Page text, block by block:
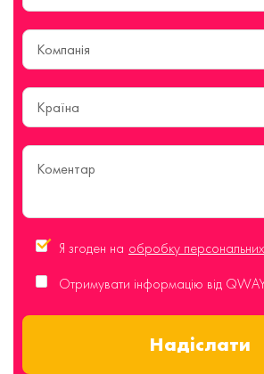
Країна
Я згоден на обробку
Отримувати інформацію від
Надіслати